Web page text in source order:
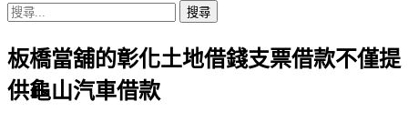
搜
關
鍵
字:
板橋當舖的彰化土地借錢支票借款不僅提
供龜山汽車借款